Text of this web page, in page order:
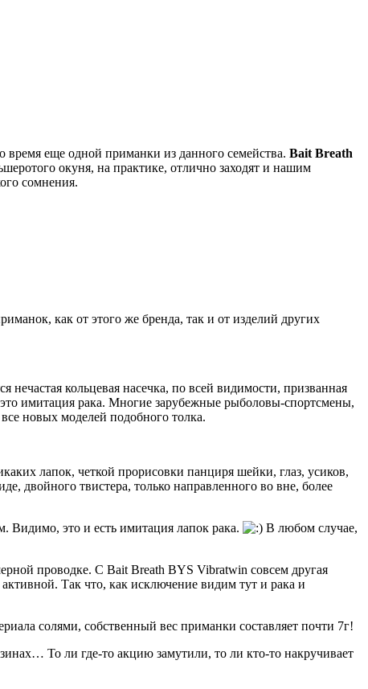
еще одной приманки из данного семейства. Bait Breath
окуня, на практике, отлично заходят и нашим
сомнения.
как от этого же бренда, так и от изделий других
кольцевая насечка, по всей видимости, призванная
имитация рака. Многие зарубежные рыболовы-спортсмены,
новых моделей подобного толка.
лапок, четкой прорисовки панциря шейки, глаз, усиков,
двойного твистера, только направленного во вне, более
Видимо, это и есть имитация лапок рака.
В любом случае,
проводке. С Bait Breath BYS Vibratwin совсем другая
Так что, как исключение видим тут и рака и
солями, собственный вес приманки составляет почти 7г!
То ли где-то акцию замутили, то ли кто-то накручивает